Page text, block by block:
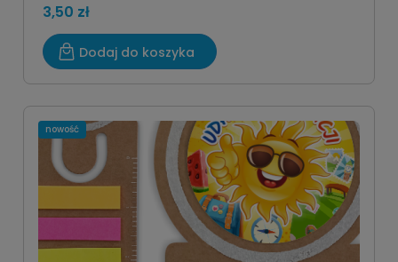
3,50 zł
Dodaj do koszyka
nowość